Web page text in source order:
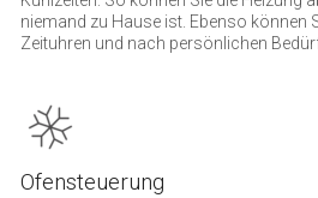
niemand zu Hause ist. Ebenso können
Zeituhren und nach persönlichen
Ofensteuerung